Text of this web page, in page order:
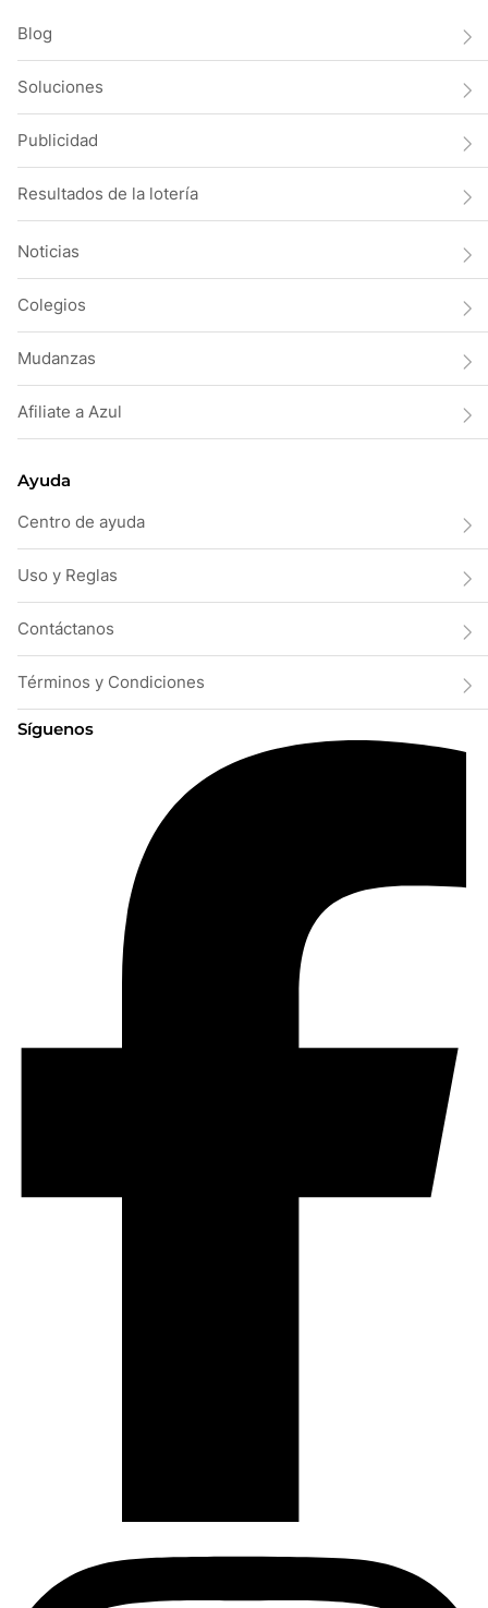
Blog
Soluciones
Publicidad
Resultados de la lotería
Noticias
Colegios
Mudanzas
Afiliate a Azul
Ayuda
Centro de ayuda
Uso y Reglas
Contáctanos
Términos y Condiciones
Síguenos